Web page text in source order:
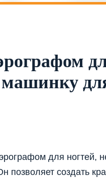
для ногтей,
позволяет создать